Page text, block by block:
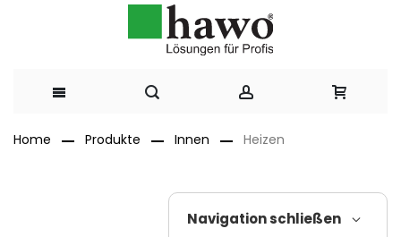
Home Produkte Innen Heizen
Navigation schließen